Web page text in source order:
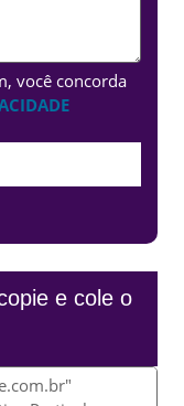
você concorda
e cole o